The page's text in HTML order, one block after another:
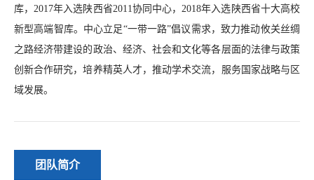
库，2017年入选陕西省2011协同中心，2018年入选陕西省十大高校
新型高端智库。中心立足“一带一路”倡议需求，致力推动攸关丝绸
之路经济带建设的政治、经济、社会和文化等各层面的法律与政策
创新合作研究，培养精英人才，推动学术交流，服务国家战略与区
域发展。
团队简介